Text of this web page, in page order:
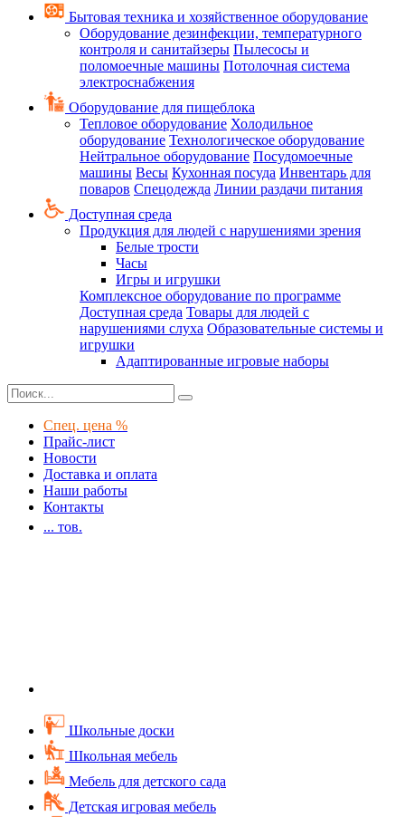
Бытовая техника и хозяйственное оборудование
Оборудование дезинфекции, температурного
контроля и санитайзеры Пылесосы и
поломоечные машины Потолочная система
электроснабжения
Оборудование для пищеблока
Тепловое оборудование Холодильное
оборудование Технологическое оборудование
Нейтральное оборудование Посудомоечные
машины Весы Кухонная посуда Инвентарь для
поваров Спецодежда Линии раздачи питания
Доступная среда
Продукция для людей с нарушениями зрения
Белые трости
Часы
Игры и игрушки
Комплексное оборудование по программе
Доступная среда Товары для людей с
нарушениями слуха Образовательные системы и
игрушки
Адаптированные игровые наборы
Спец. цена %
Прайс-лист
Новости
Доставка и оплата
Наши работы
Контакты
... тов.
Школьные доски
Школьная мебель
Мебель для детского сада
Детская игровая мебель